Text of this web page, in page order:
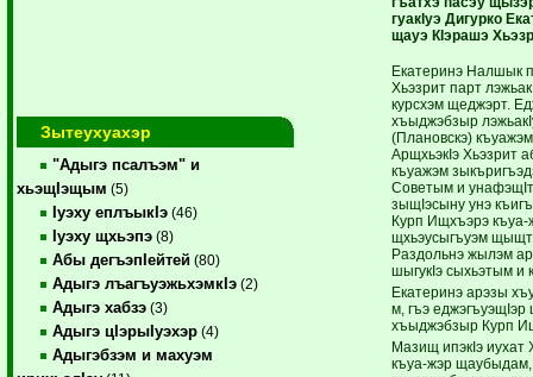
Зытеухуахэр
"Адыгэ псалъэм" и
хьэщIэщым (5)
Iуэху еплъыкIэ (46)
Iуэху щхьэпэ (8)
Абы дегъэпIейтей (80)
Адыгэ лъагъуэжьхэмкIэ (2)
Адыгэ хабзэ (3)
Адыгэ цIэрыIуэхэр (4)
Адыгэбзэм и махуэм
гуакIуэ Дигурко
щауэ КIэрашэ
Екатеринэ Налшык
Хьэзрит парт
курсхэм щеджэрт.
хъыджэбзыр
(Плановскэ)
АрщхьэкIэ Хьэзрит
къуажэм
Советым и
зыщIэсыну унэ
Курп Ищхъэрэ
щхьэусыгъуэм щыщт
Раздольнэ жылэм
шыгукIэ сыхьэтым и
Екатеринэ арэзы
м, гъэ еджэгъуэщIэр
хъыджэбзыр Курп
Мазищ ипэкIэ иухат
къуа-жэр